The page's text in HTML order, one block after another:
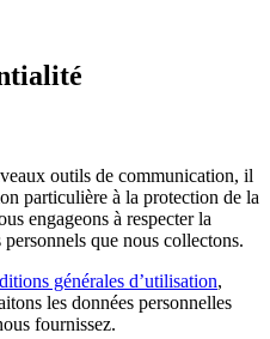
outils de communication, il
particulière à la protection de la
engageons à respecter la
que nous collectons.
générales d’utilisation,
les données personnelles
fournissez.